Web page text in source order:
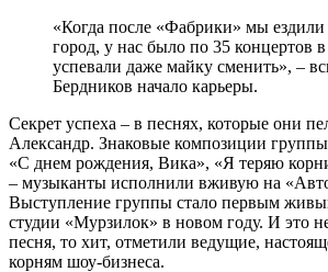
«Когда после «Фабрики» мы ездили
город, у нас было по 35 концертов
успевали даже майку сменить», –
Бердников начало карьеры.
Секрет успеха – в песнях, которые они
Александр. Знаковые композиции группы
«С днем рождения, Вика», «Я теряю
– музыканты исполнили вживую на
Выступление группы стало первым
студии «Мурзилок» в новом году. И это
песня, то хит, отметили ведущие,
корням шоу-бизнеса.